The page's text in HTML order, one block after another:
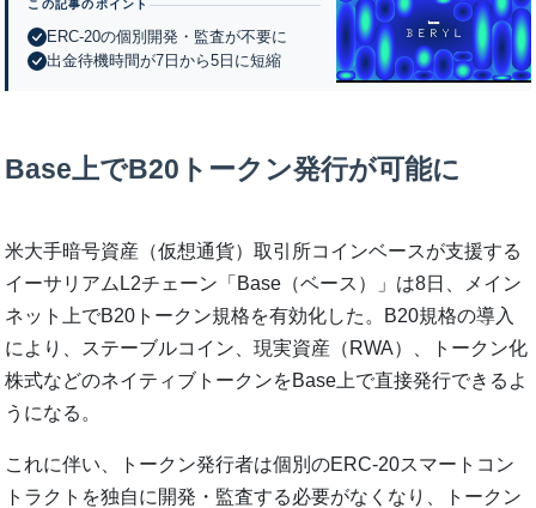
この記事のポイント
ERC-20の個別開発・監査が不要に
出金待機時間が7日から5日に短縮
Base上でB20トークン発行が可能に
米大手暗号資産（仮想通貨）取引所コインベースが支援する
イーサリアムL2チェーン「Base（ベース）」は8日、メイン
ネット上でB20トークン規格を有効化した。B20規格の導入
により、ステーブルコイン、現実資産（RWA）、トークン化
株式などのネイティブトークンをBase上で直接発行できるよ
うになる。
これに伴い、トークン発行者は個別のERC-20スマートコン
トラクトを独自に開発・監査する必要がなくなり、トークン